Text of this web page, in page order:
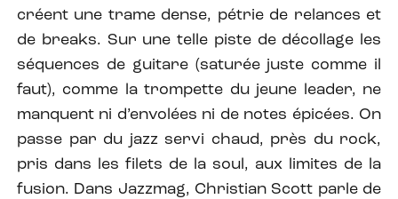
créent une trame dense, pétrie de relances et
de breaks. Sur une telle piste de décollage les
séquences de guitare (saturée juste comme il
faut), comme la trompette du jeune leader, ne
manquent ni d’envolées ni de notes épicées. On
passe par du jazz servi chaud, près du rock,
pris dans les filets de la soul, aux limites de la
fusion. Dans Jazzmag, Christian Scott parle de